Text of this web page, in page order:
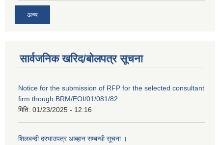
अन्य
सार्वजनिक खरिद/बोलपत्र सूचना
Notice for the submission of RFP for the selected consultant
firm though BRM/EOI/01/081/82
मिति: 01/23/2025 - 12:16
शिलबन्दी दरभाउपत्र आब्हान सम्बन्धी सूचना ।